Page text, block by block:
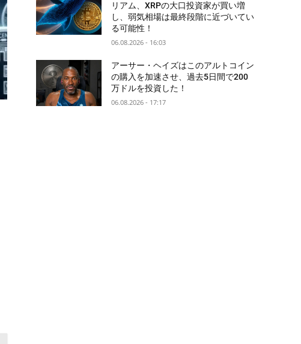
リアム、XRPの大口投資家が買い増
し、弱気相場は最終段階に近づいてい
る可能性！
06.08.2026 - 16:03
アーサー・ヘイズはこのアルトコイン
の購入を加速させ、過去5日間で200
万ドルを投資した！
06.08.2026 - 17:17